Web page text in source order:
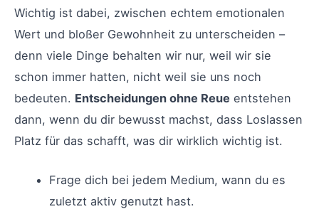
Wichtig ist dabei, zwischen echtem emotionalen
Wert und bloßer Gewohnheit zu unterscheiden –
denn viele Dinge behalten wir nur, weil wir sie
schon immer hatten, nicht weil sie uns noch
bedeuten. Entscheidungen ohne Reue entstehen
dann, wenn du dir bewusst machst, dass Loslassen
Platz für das schafft, was dir wirklich wichtig ist.
Frage dich bei jedem Medium, wann du es
zuletzt aktiv genutzt hast.